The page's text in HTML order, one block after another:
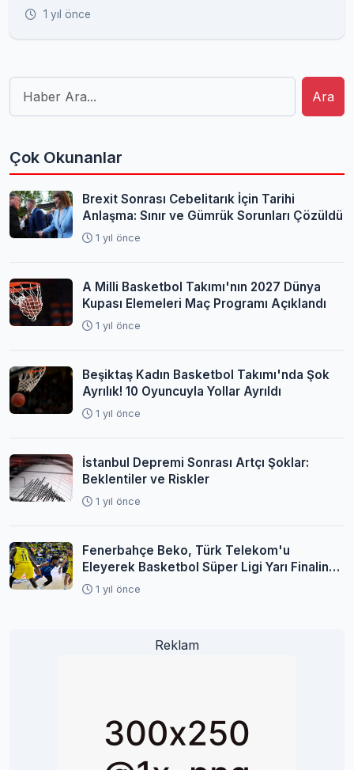
1 yıl önce
Ara
Çok Okunanlar
Brexit Sonrası Cebelitarık İçin Tarihi
Anlaşma: Sınır ve Gümrük Sorunları Çözüldü
1 yıl önce
A Milli Basketbol Takımı'nın 2027 Dünya
Kupası Elemeleri Maç Programı Açıklandı
1 yıl önce
Beşiktaş Kadın Basketbol Takımı'nda Şok
Ayrılık! 10 Oyuncuyla Yollar Ayrıldı
1 yıl önce
İstanbul Depremi Sonrası Artçı Şoklar:
Beklentiler ve Riskler
1 yıl önce
Fenerbahçe Beko, Türk Telekom'u
Eleyerek Basketbol Süper Ligi Yarı Finaline
Yükseldi
1 yıl önce
Reklam